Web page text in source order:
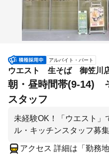
アルバイト・パート
ウエスト 生そば 御笠川
朝・昼時間帯(9-14)
スタッフ
未経験OK！「ウエスト」
ル・キッチンスタッフ募集
アクセス 詳細は「勤務